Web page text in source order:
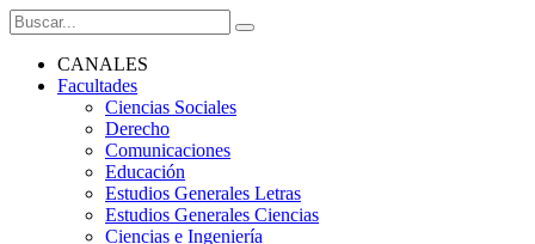
CANALES
Facultades
Ciencias Sociales
Derecho
Comunicaciones
Educación
Estudios Generales Letras
Estudios Generales Ciencias
Ciencias e Ingeniería